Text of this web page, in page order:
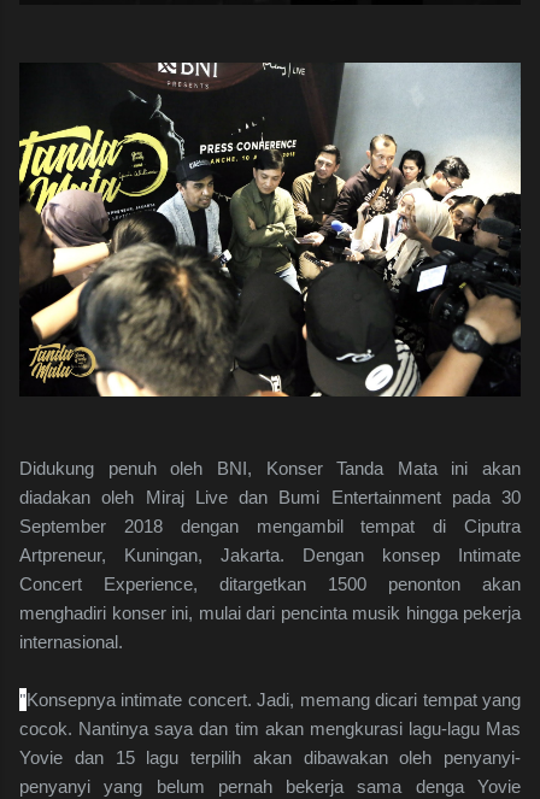
Didukung penuh oleh BNI, Konser Tanda Mata ini akan
diadakan oleh Miraj Live dan Bumi Entertainment pada 30
September 2018 dengan mengambil tempat di Ciputra
Artpreneur, Kuningan, Jakarta. Dengan konsep Intimate
Concert Experience, ditargetkan 1500 penonton akan
menghadiri konser ini, mulai dari pencinta musik hingga pekerja
internasional.
"Konsepnya intimate concert. Jadi, memang dicari tempat yang
cocok. Nantinya saya dan tim akan mengkurasi lagu-lagu Mas
Yovie dan 15 lagu terpilih akan dibawakan oleh penyanyi-
penyanyi yang belum pernah bekerja sama denga Yovie